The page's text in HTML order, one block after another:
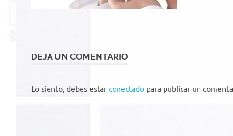
DEJA UN COMENTARIO
Lo siento, debes estar conectado para publicar un